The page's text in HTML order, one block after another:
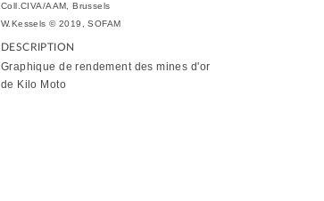
Coll.CIVA/AAM, Brussels
W.Kessels © 2019, SOFAM
DESCRIPTION
Graphique de rendement des mines d'or
de Kilo Moto